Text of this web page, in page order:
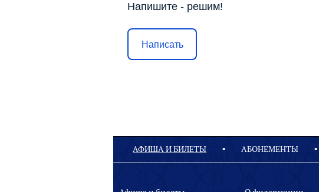
Напишите - решим!
Написать
АФИША И БИЛЕТЫ АБОНЕМЕНТЫ